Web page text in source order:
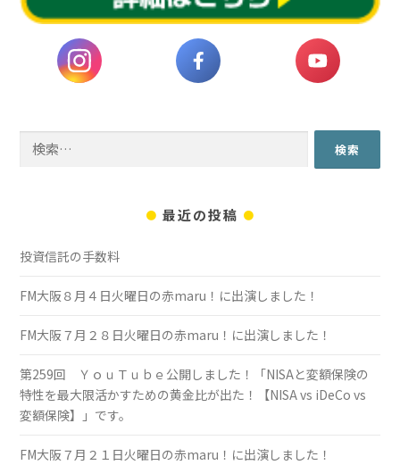
索:
最近の投稿
投資信託の手数料
FM大阪８月４日火曜日の赤maru！に出演しました！
FM大阪７月２８日火曜日の赤maru！に出演しました！
第259回 ＹｏｕＴｕｂｅ公開しました！「NISAと変額保険の
特性を最大限活かすための黄金比が出た！【NISA vs iDeCo vs
変額保険】」です。
FM大阪７月２１日火曜日の赤maru！に出演しました！